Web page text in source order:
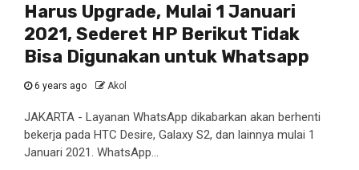
Harus Upgrade, Mulai 1 Januari
2021, Sederet HP Berikut Tidak
Bisa Digunakan untuk Whatsapp
6 years ago Akol
JAKARTA - Layanan WhatsApp dikabarkan akan berhenti
bekerja pada HTC Desire, Galaxy S2, dan lainnya mulai 1
Januari 2021. WhatsApp...